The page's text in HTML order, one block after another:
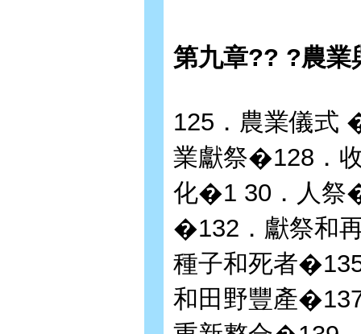
第九章?? ?農業
125．農業儀式
業獻祭�128．
化�1 30．人祭
�132．獻祭和
種子和死者
和田野豐產